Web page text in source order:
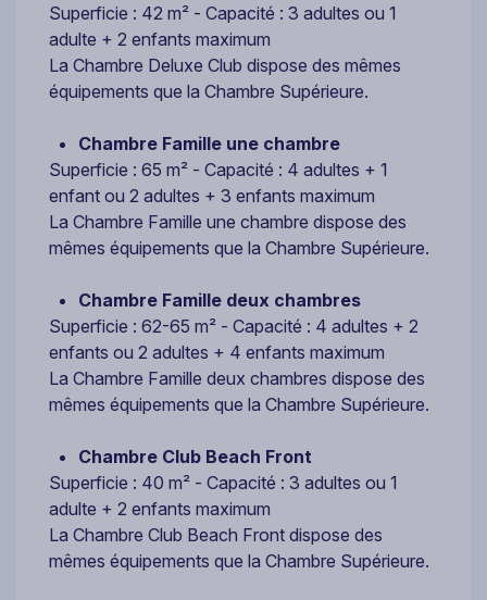
Superficie : 42 m² - Capacité : 3 adultes ou 1
adulte + 2 enfants maximum
La Chambre Deluxe Club dispose des mêmes
équipements que la Chambre Supérieure.
Chambre Famille une chambre
Superficie : 65 m² - Capacité : 4 adultes + 1
enfant ou 2 adultes + 3 enfants maximum
La Chambre Famille une chambre dispose des
mêmes équipements que la Chambre Supérieure.
Chambre Famille deux chambres
Superficie : 62-65 m² - Capacité : 4 adultes + 2
enfants ou 2 adultes + 4 enfants maximum
La Chambre Famille deux chambres dispose des
mêmes équipements que la Chambre Supérieure.
Chambre Club Beach Front
Superficie : 40 m² - Capacité : 3 adultes ou 1
adulte + 2 enfants maximum
La Chambre Club Beach Front dispose des
mêmes équipements que la Chambre Supérieure.